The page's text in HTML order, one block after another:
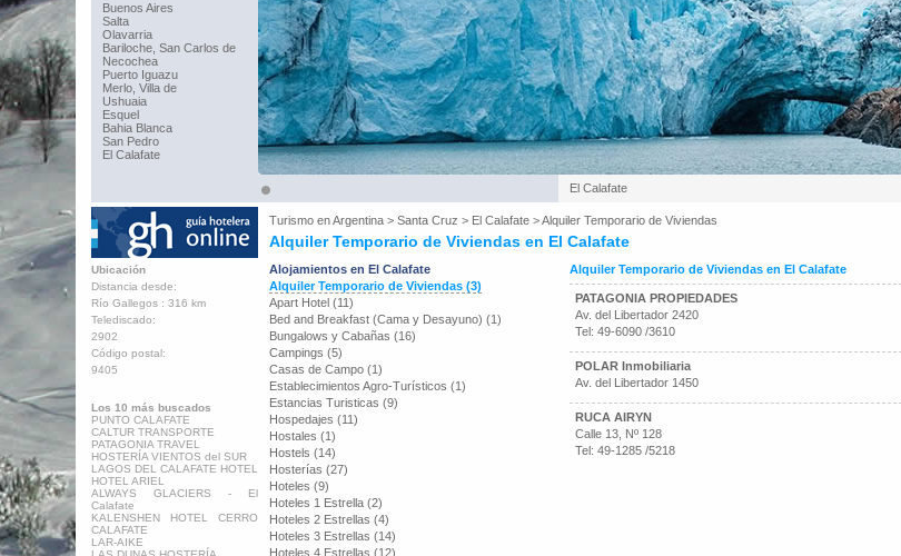
Buenos Aires
Salta
Olavarria
Bariloche, San Carlos de
Necochea
Puerto Iguazu
Merlo, Villa de
Ushuaia
Esquel
Bahia Blanca
San Pedro
El Calafate
El Calafate
Turismo enArgentina > Santa Cruz > El Calafate >Alquiler Temporario de Viviendas
Alquiler Temporario de Viviendas en El Calafate
Ubicación
Distancia desde:
Río Gallegos : 316 km
Telediscado:
2902
Código postal:
9405
Los 10 más buscados
PUNTO CALAFATE
CALTUR TRANSPORTE
PATAGONIA TRAVEL
HOSTERÍA VIENTOS del SUR
LAGOS DEL CALAFATE HOTEL
HOTEL ARIEL
ALWAYS GLACIERS - El
Calafate
KALENSHEN HOTEL CERRO
CALAFATE
LAR-AIKE
Alojamientos en El Calafate
Alquiler Temporario de Viviendas (3)
Apart Hotel (11)
Bed and Breakfast (Cama y Desayuno) (1)
Bungalows y Cabañas (16)
Campings (5)
Casas de Campo (1)
Establecimientos Agro-Turísticos (1)
Estancias Turisticas (9)
Hospedajes (11)
Hostales (1)
Hostels (14)
Hosterías (27)
Hoteles (9)
Hoteles 1 Estrella (2)
Hoteles 2 Estrellas (4)
Hoteles 3 Estrellas (14)
Hoteles 4 Estrellas (12)
Alquiler Temporario de Viviendas en El Calafate
PATAGONIA PROPIEDADES
Av. del Libertador 2420
Tel: 49-6090 /3610
POLAR Inmobiliaria
Av. del Libertador 1450
RUCA AIRYN
Calle 13, Nº 128
Tel: 49-1285 /5218